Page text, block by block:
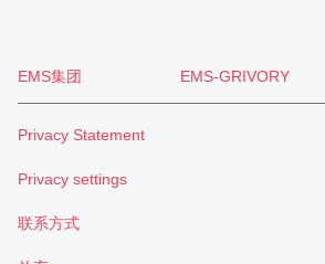
EMS集团 EMS-GRIVORY
Privacy Statement
Privacy settings
联系方式